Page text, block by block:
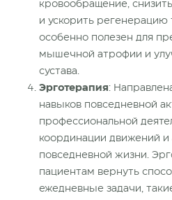
кровообращение,
и ускорить
особенно полезен для
мышечной атрофии и
сустава.
Эрготерапия:
навыков повседневной
профессиональной
координации движений и
повседневной жизни.
пациентам вернуть
ежедневные задачи,